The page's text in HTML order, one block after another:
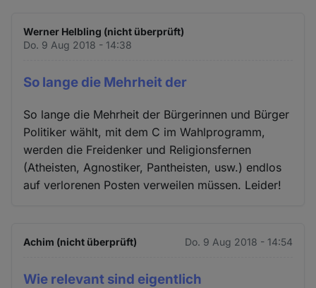
Werner Helbling (nicht überprüft)
Do. 9 Aug 2018 - 14:38
So lange die Mehrheit der
So lange die Mehrheit der Bürgerinnen und Bürger
Politiker wählt, mit dem C im Wahlprogramm,
werden die Freidenker und Religionsfernen
(Atheisten, Agnostiker, Pantheisten, usw.) endlos
auf verlorenen Posten verweilen müssen. Leider!
Achim (nicht überprüft) Do. 9 Aug 2018 - 14:54
Wie relevant sind eigentlich